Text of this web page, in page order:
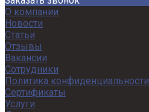
О компании
Новости
Статьи
Отзывы
Вакансии
Сотрудники
Политика конфиденциальности
Сертификаты
Услуги